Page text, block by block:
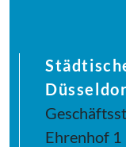
Ehrenhof